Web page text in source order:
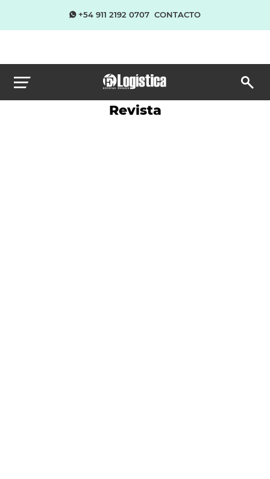
+54 911 2192 0707 CONTACTO
Revista